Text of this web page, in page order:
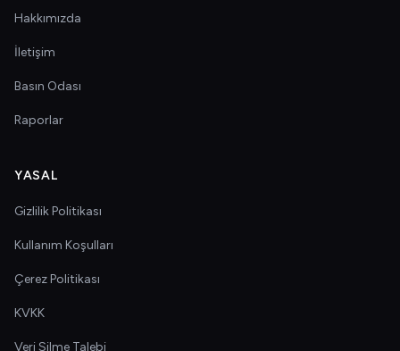
Hakkımızda
İletişim
Basın Odası
Raporlar
YASAL
Gizlilik Politikası
Kullanım Koşulları
Çerez Politikası
KVKK
Veri Silme Talebi